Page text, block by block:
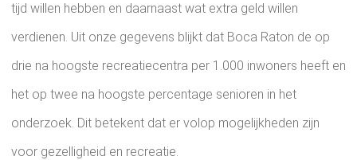
tijd willen hebben en daarnaast wat extra geld willen
verdienen. Uit onze gegevens blijkt dat Boca Raton de op
drie na hoogste recreatiecentra per 1.000 inwoners heeft en
het op twee na hoogste percentage senioren in het
onderzoek. Dit betekent dat er volop mogelijkheden zijn
voor gezelligheid en recreatie.